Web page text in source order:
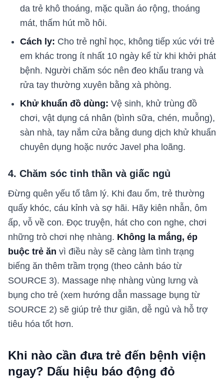
da trẻ khô thoáng, mặc quần áo rộng, thoáng
mát, thấm hút mồ hôi.
Cách ly: Cho trẻ nghỉ học, không tiếp xúc với trẻ
em khác trong ít nhất 10 ngày kể từ khi khởi phát
bệnh. Người chăm sóc nên đeo khẩu trang và
rửa tay thường xuyên bằng xà phòng.
Khử khuẩn đồ dùng: Vệ sinh, khử trùng đồ
chơi, vật dụng cá nhân (bình sữa, chén, muỗng),
sàn nhà, tay nắm cửa bằng dung dịch khử khuẩn
chuyên dụng hoặc nước Javel pha loãng.
4. Chăm sóc tinh thần và giấc ngủ
Đừng quên yếu tố tâm lý. Khi đau ốm, trẻ thường
quấy khóc, cáu kỉnh và sợ hãi. Hãy kiên nhẫn, ôm
ấp, vỗ về con. Đọc truyện, hát cho con nghe, chơi
những trò chơi nhẹ nhàng. Không la mắng, ép
buộc trẻ ăn vì điều này sẽ càng làm tình trạng
biếng ăn thêm trầm trọng (theo cảnh báo từ
SOURCE 3). Massage nhẹ nhàng vùng lưng và
bụng cho trẻ (xem hướng dẫn massage bụng từ
SOURCE 2) sẽ giúp trẻ thư giãn, dễ ngủ và hỗ trợ
tiêu hóa tốt hơn.
Khi nào cần đưa trẻ đến bệnh viện
ngay? Dấu hiệu báo động đỏ